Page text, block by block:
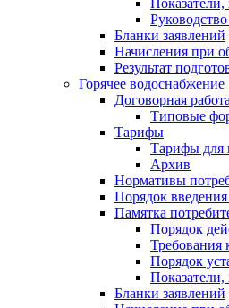
Показатели,
Бланки заявлений
Начисления при
Результат
Горячее водоснабжение
Договорная
Типовые
Тарифы
Тарифы для
Архив
Нормативы
Порядок
Памятка
Порядок
Требования
Порядок
Показатели,
Бланки заявлений